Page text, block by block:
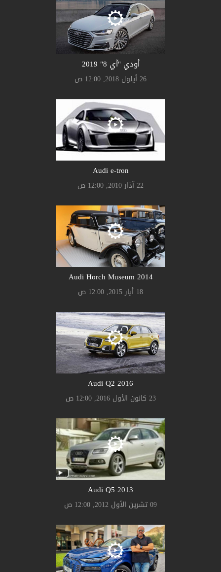
أودي "آي 8" 2019
26 أيلول 2018, 12:00 ص
Audi e-tron
22 آذار 2010, 12:00 ص
Audi Horch Museum 2014
18 أيار 2015, 12:00 ص
Audi Q2 2016
23 كانون الأول 2016, 12:00 ص
Audi Q5 2013
09 تشرين الأول 2012, 12:00 ص